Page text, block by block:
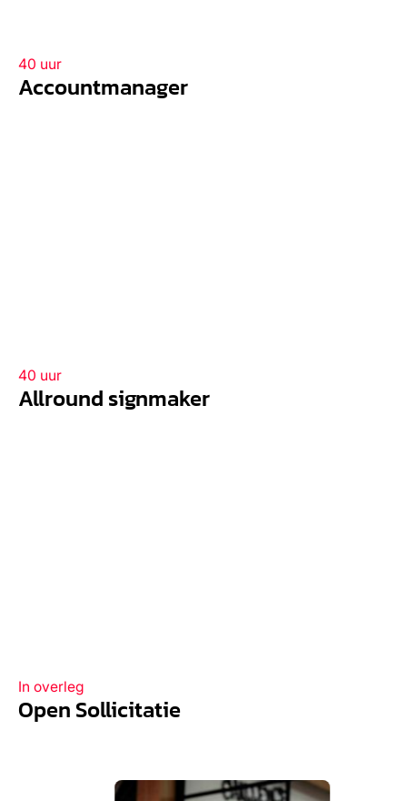
40 uur
Accountmanager
40 uur
Allround signmaker
In overleg
Open Sollicitatie